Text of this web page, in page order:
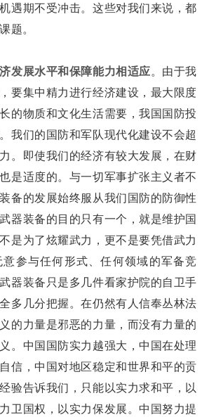
遇期不受冲击。这些对我们来说，都
题。
发展水平和保障能力相适应。由于我
要集中精力进行经济建设，最大限度
的物质和文化生活需要，我国国防投
我们的国防和军队现代化建设不会超
。即使我们的经济有较大发展，在财
是适度的。与一切军事扩张主义者不
备的发展始终服从我们国防的防御性
器装备的目的只有一个，就是维护国
是为了炫耀武力，更不是要凭借武力
参与任何形式、任何领域的军备竞
器装备只是多几件看家护院的自卫手
多几分把握。在仍然有人信奉丛林法
的力量是邪恶的力量，而没有力量的
。中国国防实力越强大，中国在处理
信，中国对地区稳定和世界和平的贡
验告诉我们，只能以实力求和平，以
卫国权，以实力保发展。中国努力提